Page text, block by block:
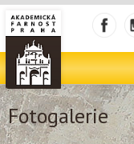
Fotogalerie